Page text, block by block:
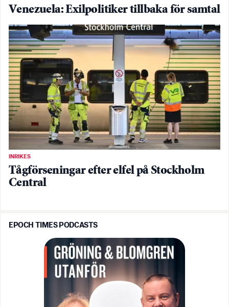
Venezuela: Exilpolitiker tillbaka för samtal
INRIKES
Tågförseningar efter elfel på Stockholm
Central
EPOCH TIMES PODCASTS